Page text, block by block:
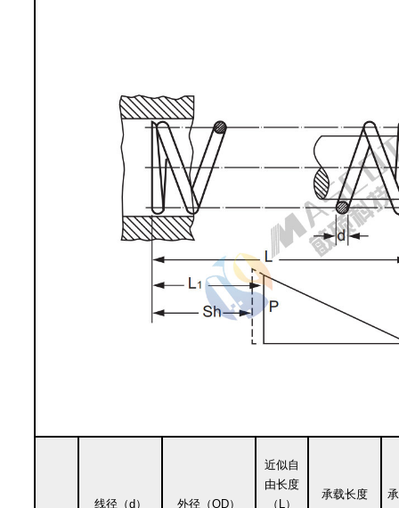
线径（d） 外径（OD）
近似自
由长度
（L）
承载长度